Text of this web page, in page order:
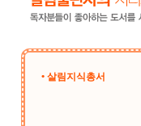
• 살림지식총서